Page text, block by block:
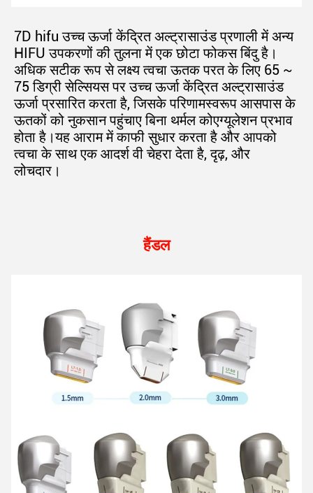
7D hifu उच्च ऊर्जा केंद्रित अल्ट्रासाउंड प्रणाली में अन्य
HIFU उपकरणों की तुलना में एक छोटा फोकस बिंदु है।
अधिक सटीक रूप से लक्ष्य त्वचा ऊतक परत के लिए 65 ~
75 डिग्री सेल्सियस पर उच्च ऊर्जा केंद्रित अल्ट्रासाउंड
ऊर्जा प्रसारित करता है, जिसके परिणामस्वरूप आसपास के
ऊतकों को नुकसान पहुंचाए बिना थर्मल कोएग्यूलेशन प्रभाव
होता है।यह आराम में काफी सुधार करता है और आपको
त्वचा के साथ एक आदर्श वी चेहरा देता है, दृढ़, और
लोचदार।
हैंडल